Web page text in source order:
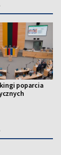
poparcia